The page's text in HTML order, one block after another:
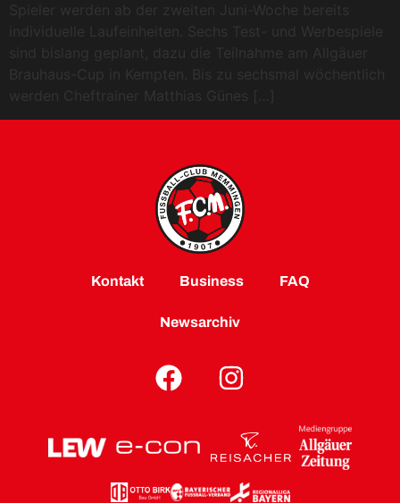
Spieler werden ab der zweiten Juni-Woche bereits
individuelle Laufeinheiten. Sechs Test- und Werbespiele
sind bislang geplant, dazu die Teilnahme am Allgäuer
Brauhaus-Cup in Kempten. Bis zu sechsmal wöchentlich
werden Cheftrainer Matthias Günes […]
Kontakt Business FAQ
Newsarchiv